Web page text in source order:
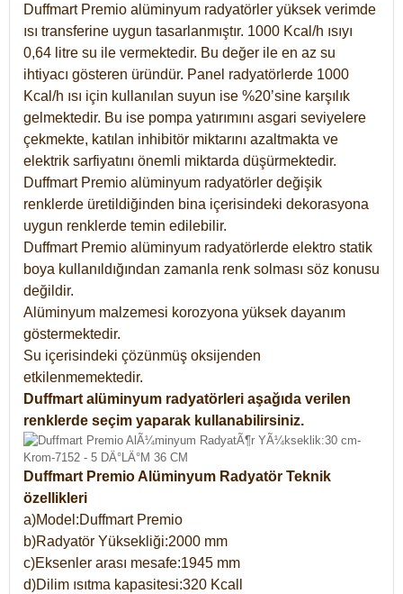
Duffmart Premio alüminyum radyatörler yüksek verimde
ısı transferine uygun tasarlanmıştır. 1000 Kcal/h ısıyı
0,64 litre su ile vermektedir. Bu değer ile en az su
ihtiyacı gösteren üründür. Panel radyatörlerde 1000
Kcal/h ısı için kullanılan suyun ise %20’sine karşılık
gelmektedir. Bu ise pompa yatırımını asgari seviyelere
çekmekte, katılan inhibitör miktarını azaltmakta ve
elektrik sarfiyatını önemli miktarda düşürmektedir.
Duffmart Premio alüminyum radyatörler değişik
renklerde üretildiğinden bina içerisindeki dekorasyona
uygun renklerde temin edilebilir.
Duffmart Premio alüminyum radyatörlerde elektro statik
boya kullanıldığından zamanla renk solması söz konusu
değildir.
Alüminyum malzemesi korozyona yüksek dayanım
göstermektedir.
Su içerisindeki çözünmüş oksijenden
etkilenmemektedir.
Duffmart alüminyum radyatörleri aşağıda verilen
renklerde seçim yaparak kullanabilirsiniz.
Duffmart Premio Alüminyum Radyatör Teknik
özellikleri
a)Model:Duffmart Premio
b)Radyatör Yüksekliği:2000 mm
c)Eksenler arası mesafe:1945 mm
d)Dilim ısıtma kapasitesi:320 Kcall